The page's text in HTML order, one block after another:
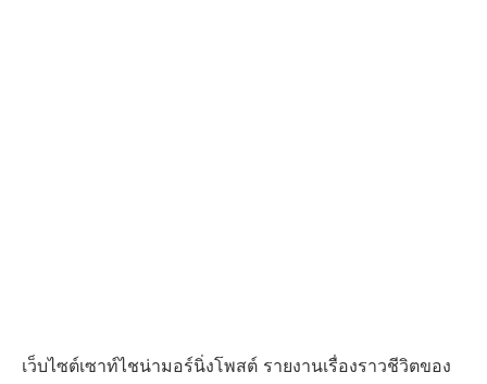
เว็บไซต์เซาท์ไชน่ามอร์นิ่งโพสต์ รายงานเรื่องราวชีวิตของ